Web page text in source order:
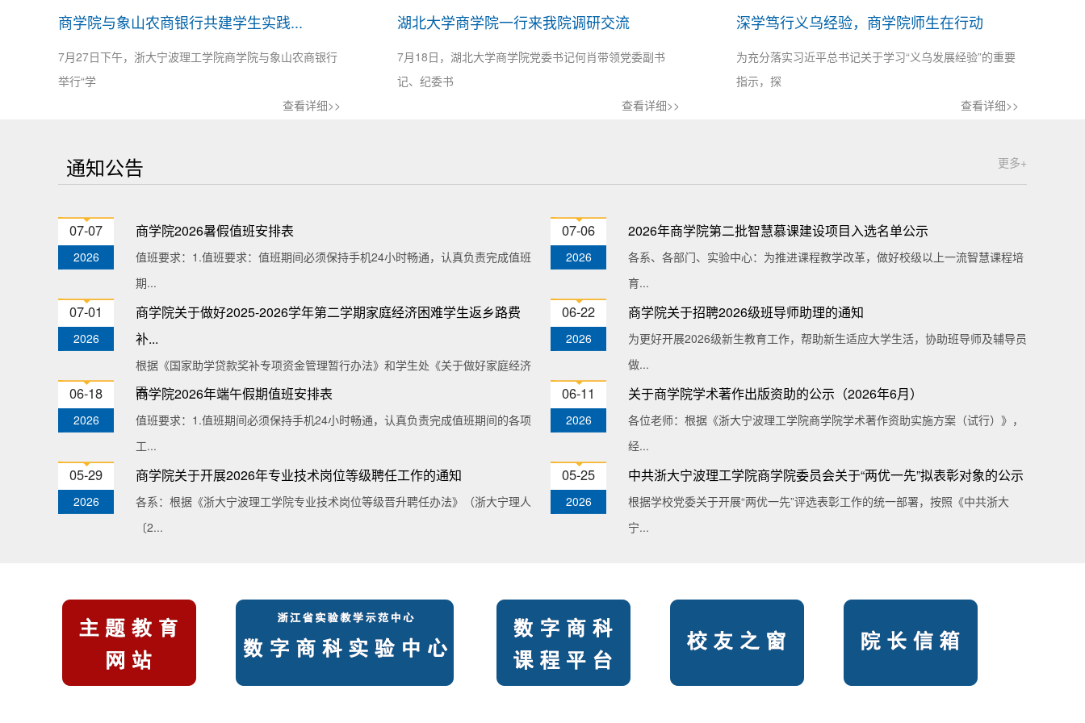
商学院与象山农商银行共建学生实践...
7月27日下午，浙大宁波理工学院商学院与象山农商银行
举行“学
查看详细>>
湖北大学商学院一行来我院调研交流
7月18日，湖北大学商学院党委书记何肖带领党委副书
记、纪委书
查看详细>>
深学笃行义乌经验，商学院师生在行动
为充分落实习近平总书记关于学习“义乌发展经验”的重要
指示，探
查看详细>>
通知公告 更多+
07-07
2026
商学院2026暑假值班安排表
值班要求：1.值班要求：值班期间必须保持手机24小时畅通，认真负责完成值班
期...
07-06
2026
2026年商学院第二批智慧慕课建设项目入选名单公示
各系、各部门、实验中心：为推进课程教学改革，做好校级以上一流智慧课程培
育...
07-01
2026
商学院关于做好2025-2026学年第二学期家庭经济困难学生返乡路费
补...
根据《国家助学贷款奖补专项资金管理暂行办法》和学生处《关于做好家庭经济
困...
06-22
2026
商学院关于招聘2026级班导师助理的通知
为更好开展2026级新生教育工作，帮助新生适应大学生活，协助班导师及辅导员
做...
06-18
2026
商学院2026年端午假期值班安排表
值班要求：1.值班期间必须保持手机24小时畅通，认真负责完成值班期间的各项
工...
06-11
2026
关于商学院学术著作出版资助的公示（2026年6月）
各位老师：根据《浙大宁波理工学院商学院学术著作资助实施方案（试行）》，
经...
05-29
2026
商学院关于开展2026年专业技术岗位等级聘任工作的通知
各系：根据《浙大宁波理工学院专业技术岗位等级晋升聘任办法》（浙大宁理人
〔2...
05-25
2026
中共浙大宁波理工学院商学院委员会关于“两优一先”拟表彰对象的公示
根据学校党委关于开展“两优一先”评选表彰工作的统一部署，按照《中共浙大
宁...